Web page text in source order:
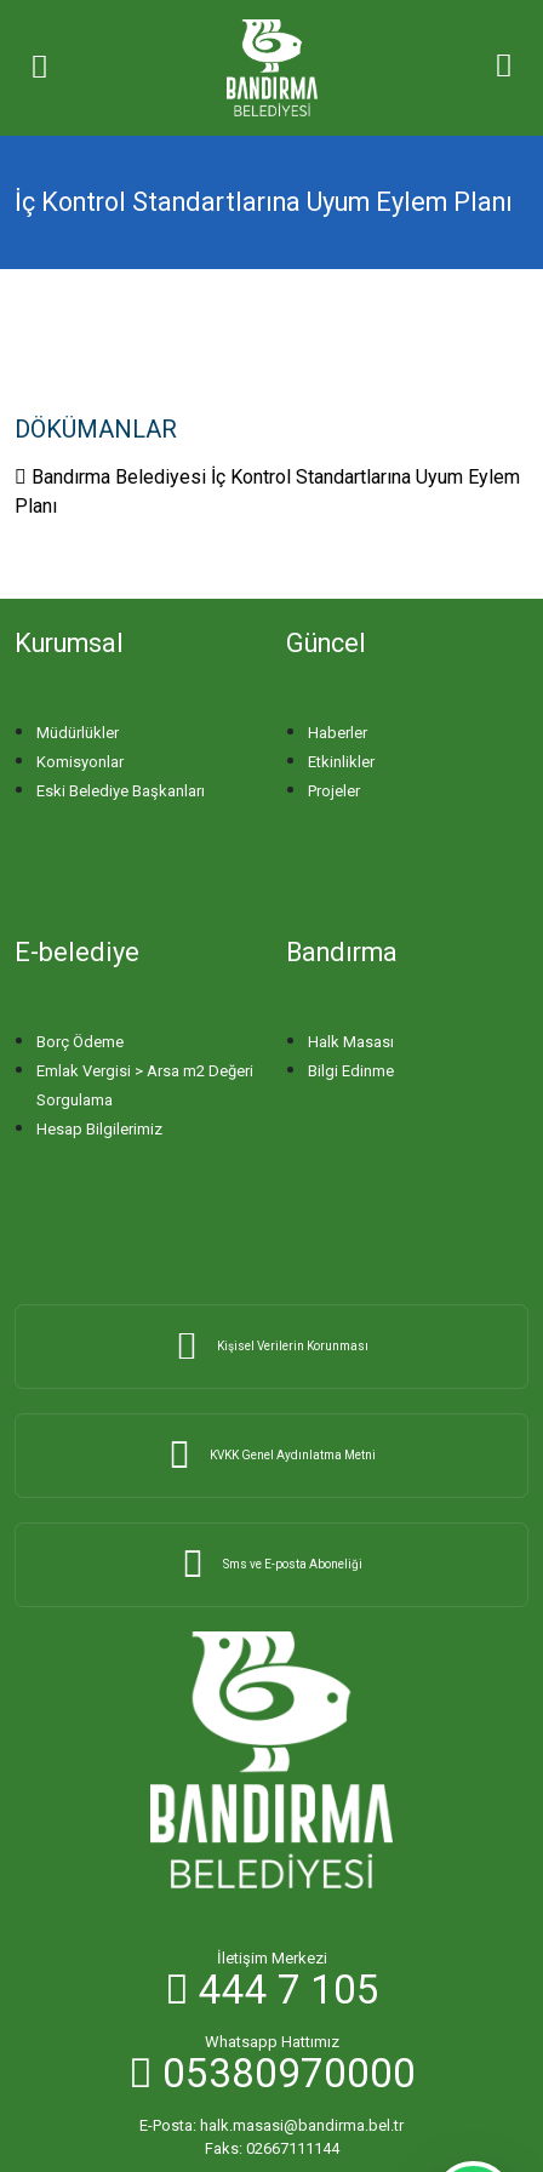
İç Kontrol Standartlarına Uyum Eylem Planı
DÖKÜMANLAR
Bandırma Belediyesi İç Kontrol Standartlarına Uyum Eylem
Planı
Kurumsal
Müdürlükler
Komisyonlar
Eski Belediye Başkanları
Güncel
Haberler
Etkinlikler
Projeler
E-belediye
Borç Ödeme
Emlak Vergisi > Arsa m2 Değeri
Sorgulama
Hesap Bilgilerimiz
Bandırma
Halk Masası
Bilgi Edinme
Kişisel Verilerin Korunması
KVKK Genel Aydınlatma Metni
Sms ve E-posta Aboneliği
İletişim Merkezi
444 7 105
Whatsapp Hattımız
05380970000
E-Posta: halk.masasi@bandirma.bel.tr
Faks: 02667111144